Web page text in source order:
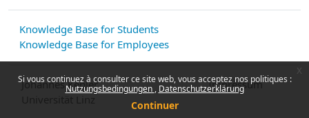
Si vous continuez à consulter ce site web, vous acceptez nos politiques :
Nutzungsbedingungen Datenschutzerklärung
Continuer
Knowledge Base for Students
Knowledge Base for Employees
Johannes Kepler
Impressum